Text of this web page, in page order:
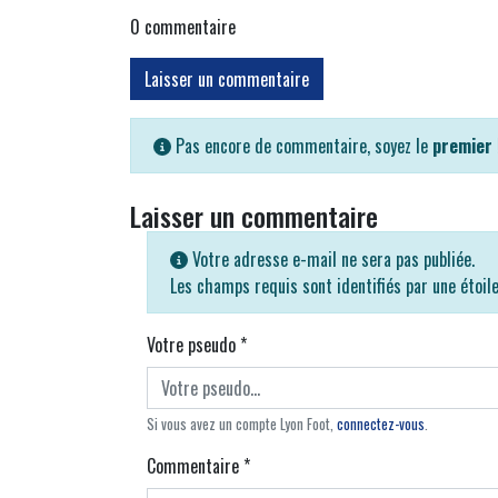
0 commentaire
Laisser un commentaire
Pas encore de commentaire, soyez le premier
Laisser un commentaire
Votre adresse e-mail ne sera pas publiée.
Les champs requis sont identifiés par une étoile
Votre pseudo*
Si vous avez un compte Lyon Foot, connectez-vous
Commentaire*